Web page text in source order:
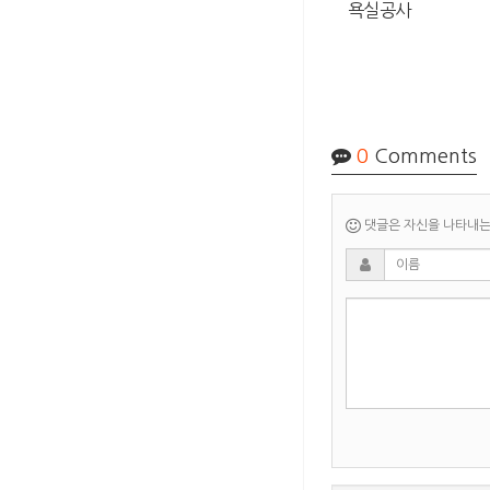
욕실공사
0 Comments
댓글은 자신을 나타